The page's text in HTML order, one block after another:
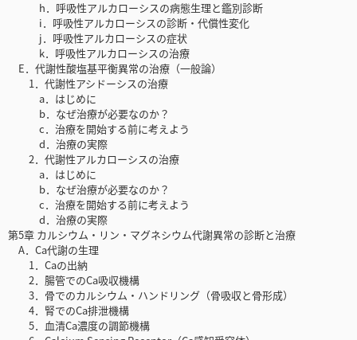
h．呼吸性アルカローシスの病態生理と鑑別診断
i．呼吸性アルカローシスの診断・代償性変化
j．呼吸性アルカローシスの症状
k．呼吸性アルカローシスの治療
E．代謝性酸塩基平衡異常の治療（一般論）
1．代謝性アシドーシスの治療
a．はじめに
b．なぜ治療が必要なのか？
c．治療を開始する前に考えよう
d．治療の実際
2．代謝性アルカローシスの治療
a．はじめに
b．なぜ治療が必要なのか？
c．治療を開始する前に考えよう
d．治療の実際
第5章 カルシウム・リン・マグネシウム代謝異常の診断と治療
A．Ca代謝の生理
1．Caの出納
2．腸管でのCa吸収機構
3．骨でのカルシウム・ハンドリング（骨吸収と骨形成）
4．腎でのCa排泄機構
5．血清Ca濃度の調節機構